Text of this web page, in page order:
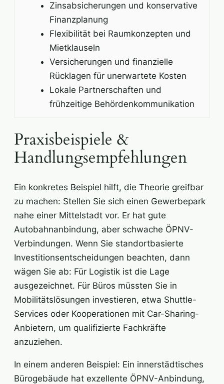
Zinsabsicherungen und konservative
Finanzplanung
Flexibilität bei Raumkonzepten und
Mietklauseln
Versicherungen und finanzielle
Rücklagen für unerwartete Kosten
Lokale Partnerschaften und
frühzeitige Behördenkommunikation
Praxisbeispiele &
Handlungsempfehlungen
Ein konkretes Beispiel hilft, die Theorie greifbar
zu machen: Stellen Sie sich einen Gewerbepark
nahe einer Mittelstadt vor. Er hat gute
Autobahnanbindung, aber schwache ÖPNV-
Verbindungen. Wenn Sie standortbasierte
Investitionsentscheidungen beachten, dann
wägen Sie ab: Für Logistik ist die Lage
ausgezeichnet. Für Büros müssten Sie in
Mobilitätslösungen investieren, etwa Shuttle-
Services oder Kooperationen mit Car-Sharing-
Anbietern, um qualifizierte Fachkräfte
anzuziehen.
In einem anderen Beispiel: Ein innerstädtisches
Bürogebäude hat exzellente ÖPNV-Anbindung,